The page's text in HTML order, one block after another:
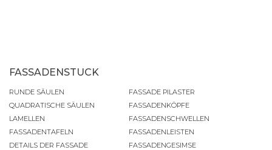
FASSADENSTUCK
RUNDE SÄULEN
QUADRATISCHE SÄULEN
LAMELLEN
FASSADENTAFELN
DETAILS DER FASSADE
FASSADE PILASTER
FASSADENKÖPFE
FASSADENSCHWELLEN
FASSADENLEISTEN
FASSADENGESIMSE